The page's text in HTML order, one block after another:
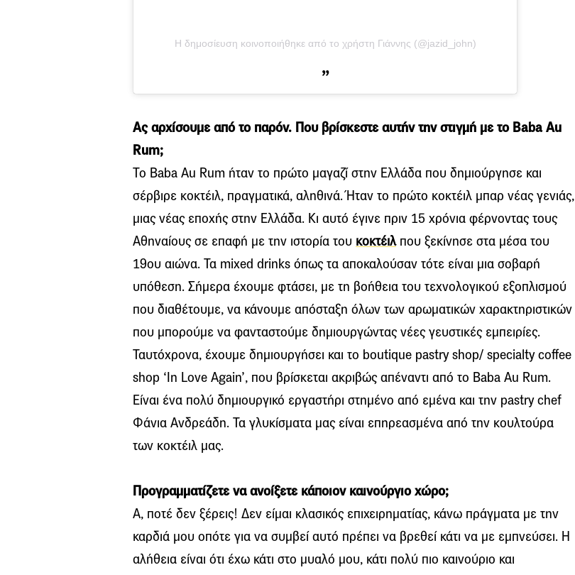
Η δημοσίευση κοινοποιήθηκε από το χρήστη Γιάννης (@jazid_john)
Ας αρχίσουμε από το παρόν. Που βρίσκεστε αυτήν την στιγμή με το Baba Au
Rum;
Το Baba Au Rum ήταν το πρώτο μαγαζί στην Ελλάδα που δημιούργησε και
σέρβιρε κοκτέιλ, πραγματικά, αληθινά. Ήταν το πρώτο κοκτέιλ μπαρ νέας γενιάς,
μιας νέας εποχής στην Ελλάδα. Κι αυτό έγινε πριν 15 χρόνια φέρνοντας τους
Αθηναίους σε επαφή με την ιστορία του κοκτέιλπου ξεκίνησε στα μέσα του
19ου αιώνα. Τα mixed drinks όπως τα αποκαλούσαν τότε είναι μια σοβαρή
υπόθεση. Σήμερα έχουμε φτάσει, με τη βοήθεια του τεχνολογικού εξοπλισμού
που διαθέτουμε, να κάνουμε απόσταξη όλων των αρωματικών χαρακτηριστικών
που μπορούμε να φανταστούμε δημιουργώντας νέες γευστικές εμπειρίες.
Ταυτόχρονα, έχουμε δημιουργήσει και το boutique pastry shop/ specialty coffee
shop ‘In Love Again’, που βρίσκεται ακριβώς απέναντι από το Baba Au Rum.
Είναι ένα πολύ δημιουργικό εργαστήρι στημένο από εμένα και την pastry chef
Φάνια Ανδρεάδη. Τα γλυκίσματα μας είναι επηρεασμένα από την κουλτούρα
των κοκτέιλ μας.
Προγραμματίζετε να ανοίξετε κάποιον καινούργιο χώρο;
Α, ποτέ δεν ξέρεις! Δεν είμαι κλασικός επιχειρηματίας, κάνω πράγματα με την
καρδιά μου οπότε για να συμβεί αυτό πρέπει να βρεθεί κάτι να με εμπνεύσει. Η
αλήθεια είναι ότι έχω κάτι στο μυαλό μου, κάτι πολύ πιο καινούριο και